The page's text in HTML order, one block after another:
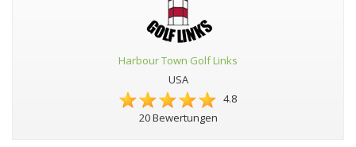
Harbour Town Golf Links
USA
4.8
20 Bewertungen